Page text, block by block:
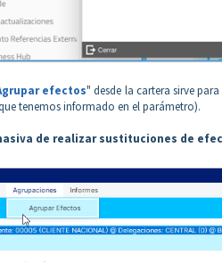
efectos" desde la cartera sirve
tenemos informado en el parámetro).
de realizar sustituciones de